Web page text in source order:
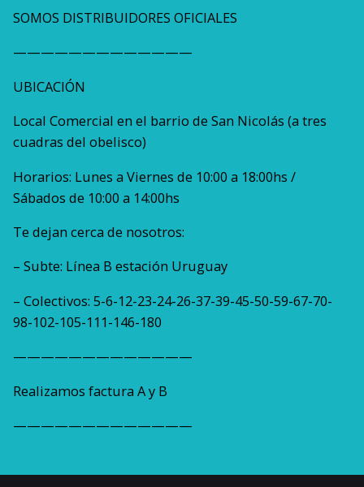
SOMOS DISTRIBUIDORES OFICIALES
—————————————
UBICACIÓN
Local Comercial en el barrio de San Nicolás (a tres
cuadras del obelisco)
Horarios: Lunes a Viernes de 10:00 a 18:00hs /
Sábados de 10:00 a 14:00hs
Te dejan cerca de nosotros:
– Subte: Línea B estación Uruguay
– Colectivos: 5-6-12-23-24-26-37-39-45-50-59-67-70-
98-102-105-111-146-180
—————————————
Realizamos factura A y B
—————————————